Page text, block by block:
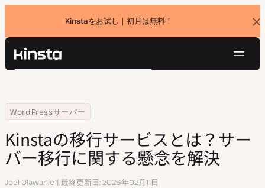
Kinstaをお試し｜初月は無料！
バ
ナ
Kinsta®
ョ
価格設定
お問い合わせ
検
Home
リソースセンター
WordPressサーバー
Kinstaの移行サービスとは？サーバー移行に関する懸念を解決
Kinstaの移行サービスとは？サー
バー移行に関する懸念を解決
執
Joel Olawanle 最終更新日 2026年02月11日